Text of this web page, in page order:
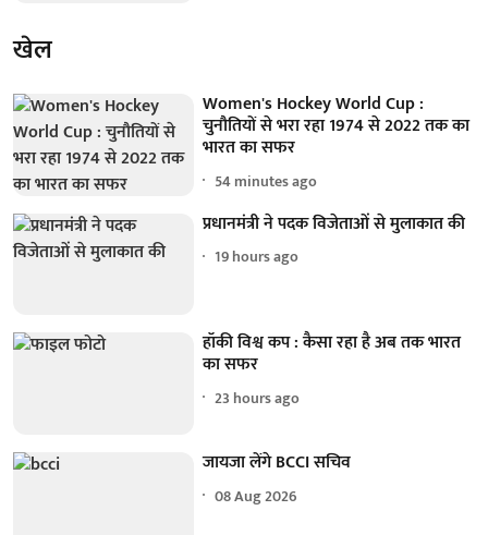
खेल
Women's Hockey World Cup :
चुनौतियों से भरा रहा 1974 से 2022 तक का
भारत का सफर
54 minutes ago
प्रधानमंत्री ने पदक विजेताओं से मुलाकात की
19 hours ago
हॉकी विश्व कप : कैसा रहा है अब तक भारत
का सफर
23 hours ago
जायजा लेंगे BCCI सचिव
08 Aug 2026